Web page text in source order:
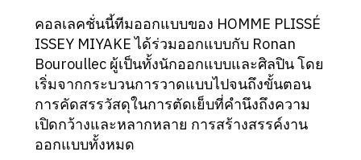
คอลเลคชั่นนี้ทีมออกแบบของ HOMME PLISSÉ
ISSEY MIYAKE ได้ร่วมออกแบบกับ Ronan
Bouroullec ผู้เป็นทั้งนักออกแบบและศิลปิน โดย
เริ่มจากกระบวนการวาดแบบไปจนถึงขั้นตอน
การคัดสรรวัสดุในการตัดเย็บที่คำนึงถึงความ
เปิดกว้างและหลากหลาย การสร้างสรรค์งาน
ออกแบบทั้งหมด